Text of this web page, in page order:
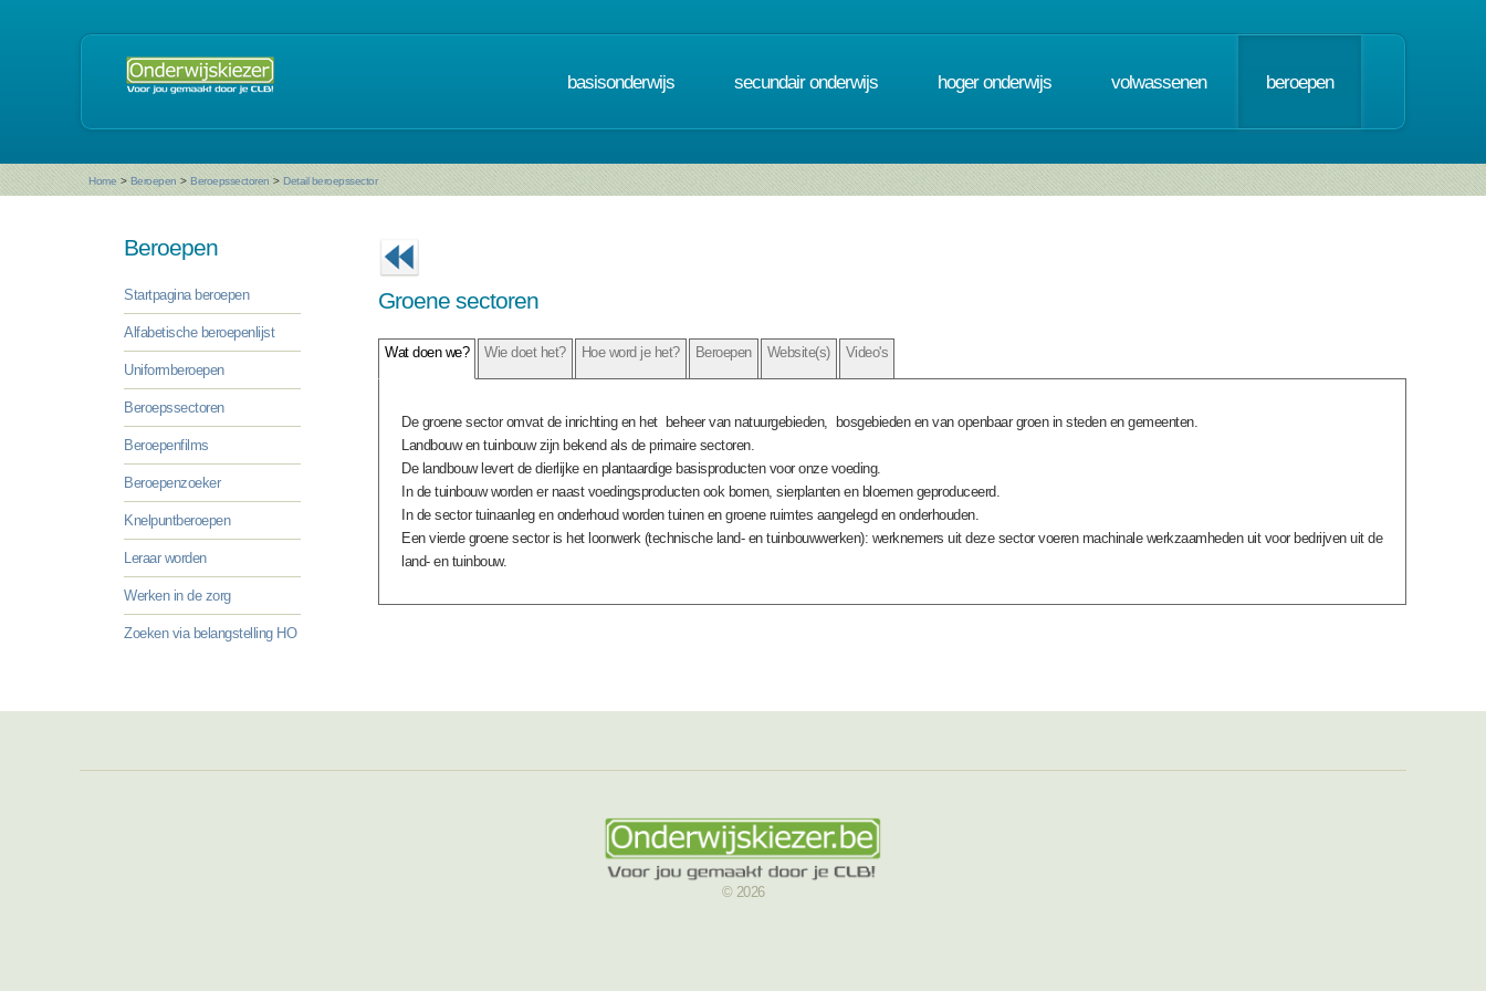
basisonderwijs secundair onderwijs hoger onderwijs volwassenen beroepen
Home > Beroepen > Beroepssectoren > Detail beroepssector
Beroepen
Startpagina beroepen
Alfabetische beroepenlijst
Uniformberoepen
Beroepssectoren
Beroepenfilms
Beroepenzoeker
Knelpuntberoepen
Leraar worden
Werken in de zorg
Zoeken via belangstelling HO
Groene sectoren
Wat doen we? Wie doet het? Hoe word je het? Beroepen Website(s) Video's
De groene sector omvat de inrichting en het beheer van natuurgebieden, bosgebieden en van openbaar groen in steden en gemeenten.
Landbouw en tuinbouw zijn bekend als de primaire sectoren.
De landbouw levert de dierlijke en plantaardige basisproducten voor onze voeding.
In de tuinbouw worden er naast voedingsproducten ook bomen, sierplanten en bloemen geproduceerd.
In de sector tuinaanleg en onderhoud worden tuinen en groene ruimtes aangelegd en onderhouden.
Een vierde groene sector is het loonwerk (technische land- en tuinbouwwerken): werknemers uit deze sector voeren machinale werkzaamheden uit voor bedrijven uit de
land- en tuinbouw.
© 2026